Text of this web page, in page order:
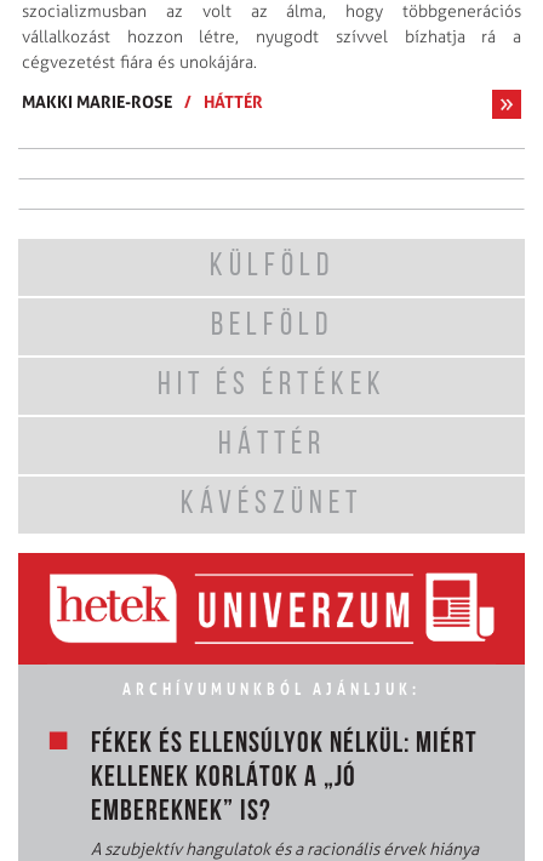
szocializmusban az volt az álma, hogy többgenerációs
vállalkozást hozzon létre, nyugodt szívvel bízhatja rá a
cégvezetést fiára és unokájára.
MAKKI MARIE-ROSE / HÁTTÉR
KÜLFÖLD
BELFÖLD
HIT ÉS ÉRTÉKEK
HÁTTÉR
KÁVÉSZÜNET
ARCHÍVUMUNKBÓL AJÁNLJUK:
FÉKEK ÉS ELLENSÚLYOK NÉLKÜL: MIÉRT
KELLENEK KORLÁTOK A „JÓ
EMBEREKNEK” IS?
A szubjektív hangulatok és a racionális érvek hiánya